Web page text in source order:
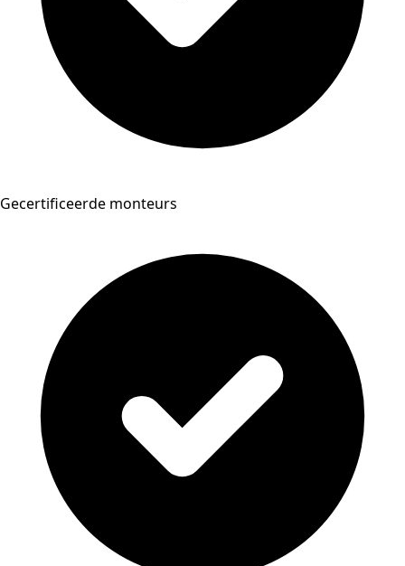
Gecertificeerde monteurs